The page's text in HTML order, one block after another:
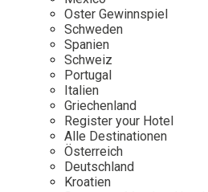
Mexico
Niederlande
Österreich
Portugal
Schweden
Spanien
Schweiz
Persönlichkeiten
Our Story
Career
Kontakt
Impressum
Oster Gewinnspiel
Schweden
Spanien
Schweiz
Portugal
Italien
Griechenland
Register your Hotel
Alle Destinationen
Österreich
Deutschland
Kroatien